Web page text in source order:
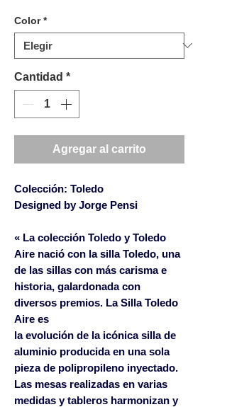
oferta
Color *
Cantidad *
Agregar al carrito
Colección: Toledo
Designed by Jorge Pensi
« La colección Toledo y Toledo
Aire nació con la silla Toledo, una
de las sillas con más carisma e
historia, galardonada con
diversos premios. La Silla Toledo
Aire es
la evolución de la icónica silla de
aluminio producida en una sola
pieza de polipropileno inyectado.
Las mesas realizadas en varias
medidas y tableros harmonizan y